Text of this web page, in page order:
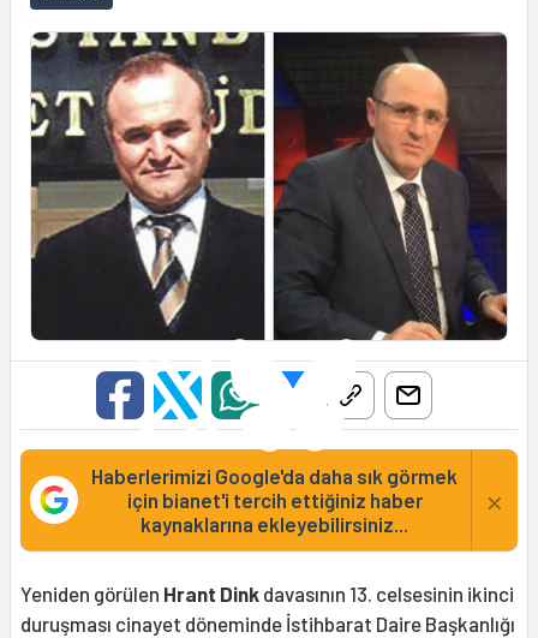
Haberlerimizi Google'da daha sık görmek
için bianet'i tercih ettiğiniz haber
kaynaklarına ekleyebilirsiniz...
×
Yeniden görülen Hrant Dink davasının 13. celsesinin ikinci
duruşması cinayet döneminde İstihbarat Daire Başkanlığı